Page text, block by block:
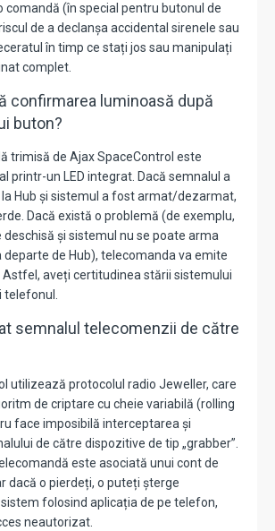
comandă (în special pentru butonul de
de a declanșa accidental sirenele sau
în timp ce stați jos sau manipulați
complet.
confirmarea luminoasă după
buton?
trimisă de Ajax SpaceControl este
printr-un LED integrat. Dacă semnalul a
la Hub și sistemul a fost armat/dezarmat,
Dacă există o problemă (de exemplu,
și sistemul nu se poate arma
departe de Hub), telecomanda va emite
Astfel, aveți certitudinea stării sistemului
telefonul.
semnalul telecomenzii de către
utilizează protocolul radio Jeweller, care
de criptare cu cheie variabilă (rolling
face imposibilă interceptarea și
de către dispozitive de tip „grabber”.
este asociată unui cont de
dacă o pierdeți, o puteți șterge
folosind aplicația de pe telefon,
neautorizat.